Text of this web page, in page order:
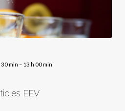
30 min – 13 h 00 min
EEV